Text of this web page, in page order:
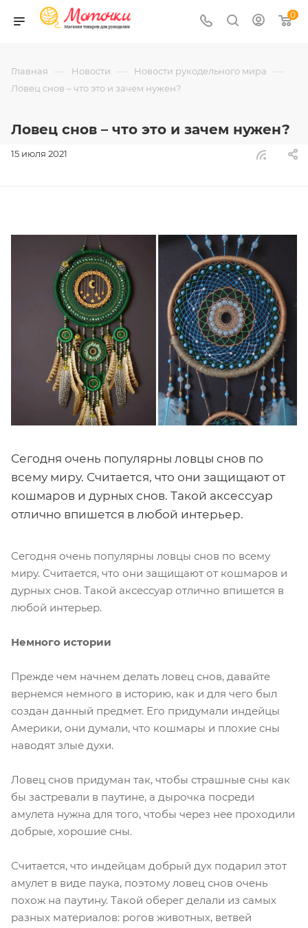
0
Главная — Новости — Новости рукодельного мира —
Ловец снов – что это и зачем нужен?
Ловец снов – что это и зачем нужен?
15 июля 2021
Сегодня очень популярны ловцы снов по
всему миру. Считается, что они защищают от
кошмаров и дурных снов. Такой аксессуар
отлично впишется в любой интерьер.
Сегодня очень популярны ловцы снов по всему
миру. Считается, что они защищают от кошмаров и
дурных снов. Такой аксессуар отлично впишется в
любой интерьер.
Немного истории
Прежде чем начнем делать ловец снов, давайте
вернемся немного в историю, как и для чего был
создан данный предмет. Его придумали индейцы
Америки, они думали, что кошмары и плохие сны
наводят злые духи.
Ловец снов придуман так, чтобы страшные сны как
бы застревали в паутине, а дырочка посреди
амулета нужна для того, чтобы через нее проходили
добрые, хорошие сны.
Считается, что индейцам добрый дух подарил этот
амулет в виде паука, поэтому ловец снов очень
похож на паутину. Такой оберег делали из самых
разных материалов: рогов животных, ветвей